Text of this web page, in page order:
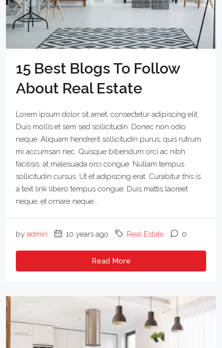
15 Best Blogs To Follow
About Real Estate
Lorem ipsum dolor sit amet, consectetur adipiscing elit.
Duis mollis et sem sed sollicitudin. Donec non odio
neque. Aliquam hendrerit sollicitudin purus, quis rutrum
mi accumsan nec. Quisque bibendum orci ac nibh
facilisis, at malesuada orci congue. Nullam tempus
sollicitudin cursus. Ut et adipiscing erat. Curabitur this is
a text link libero tempus congue. Duis mattis laoreet
neque, et ornare neque...
by admin 10 years ago Real Estate 0
Read More